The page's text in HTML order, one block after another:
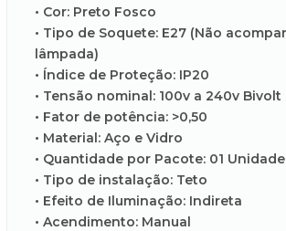
• Cor: Preto Fosco
• Tipo de Soquete: E27 (Não
lâmpada)
• Índice de Proteção: IP20
• Tensão nominal: 100v a 240v
• Fator de potência: >0,50
• Material: Aço e Vidro
• Quantidade por Pacote: 01 Unidade
• Tipo de instalação: Teto
• Efeito de Iluminação: Indireta
• Acendimento: Manual